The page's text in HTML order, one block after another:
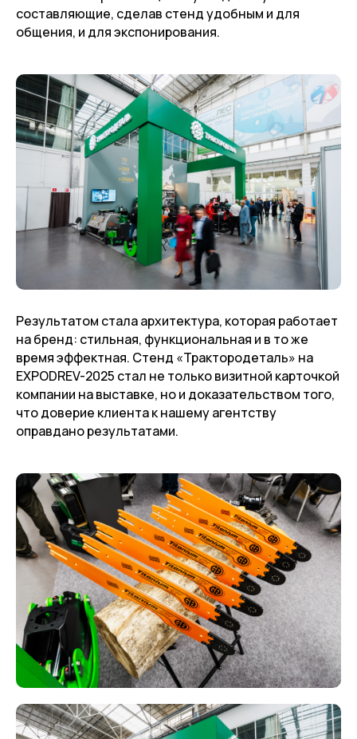
составляющие, сделав стенд удобным и для
общения, и для экспонирования.
Результатом стала архитектура, которая работает
на бренд: стильная, функциональная и в то же
время эффектная. Стенд «Трактородеталь» на
EXPODREV-2025 стал не только визитной карточкой
компании на выставке, но и доказательством того,
что доверие клиента к нашему агентству
оправдано результатами.